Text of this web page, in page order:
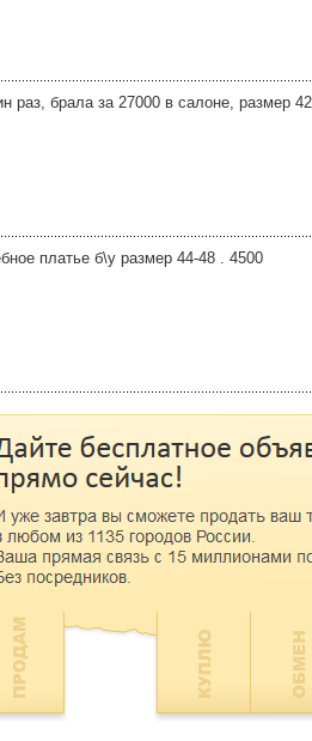
раз, брала за 27000 в салоне, размер
платье б\у размер 44-48 . 4500